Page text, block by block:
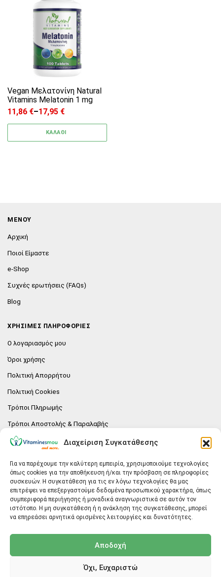
Διαχείριση Συγκατάθεσης
Για να παρέχουμε την καλύτερη εμπειρία, χρησιμοποιούμε τεχνολογίες
όπως cookies για την αποθήκευση ή/και την πρόσβαση σε πληροφορίες
συσκευών. Η συγκατάθεση για τις εν λόγω τεχνολογίες θα μας
επιτρέψει να επεξεργαστούμε δεδομένα προσωπικού χαρακτήρα, όπως
συμπεριφορά περιήγησης ή μοναδικά αναγνωριστικά σε αυτόν τον
ιστότοπο. Η μη συγκατάθεση ή η ανάκληση της συγκατάθεσης, μπορεί
να επηρεάσει αρνητικά ορισμένες λειτουργίες και δυνατότητες.
Αποδοχή
Όχι, Ευχαριστώ
Vegan Μελατονίνη Natural
Vitamins Melatonin 1 mg
11,86 €–17,95 €
Price range: 11,86 € through 17,95 €
ΚΑΛΑΘΙ
ΜΕΝΟΥ
Αρχική
Ποιοί Είμαστε
e-Shop
Συχνές ερωτήσεις (FAQs)
Blog
ΧΡΗΣΙΜΕΣ ΠΛΗΡΟΦΟΡΙΕΣ
Ο λογαριασμός μου
Όροι χρήσης
Πολιτική Απορρήτου
Πολιτική Cookies
Τρόποι Πληρωμής
Τρόποι Αποστολής & Παραλαβής
Πολιτική επιστροφών
E-SHOP
Vitaminesmou.gr.
Άγιος Δημήτριος T.K.17236
Αττική